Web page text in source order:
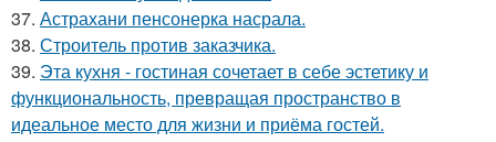
37. Астрахани пенсонерка насрала.
38. Строитель против заказчика.
39. Эта кухня - гостиная сочетает в себе эстетику и
функциональность, превращая пространство в
идеальное место для жизни и приёма гостей.